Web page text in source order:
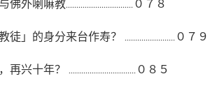
外喇嘛教................................０７８
」的身分来台作寿？ ........................０７９
十年？ ................................０８５